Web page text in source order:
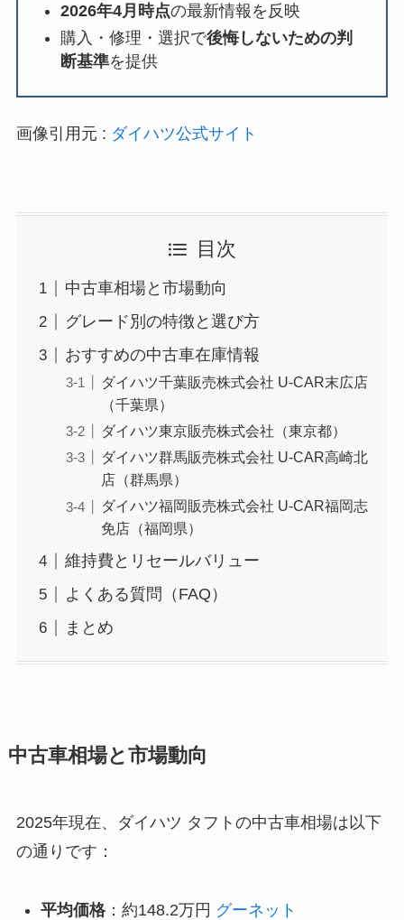
2026年4月時点の最新情報を反映
購入・修理・選択で後悔しないための判
断基準を提供
画像引用元 : ダイハツ公式サイト
目次
中古車相場と市場動向
グレード別の特徴と選び方
おすすめの中古車在庫情報
ダイハツ千葉販売株式会社 U-CAR末広店
（千葉県）
ダイハツ東京販売株式会社（東京都）
ダイハツ群馬販売株式会社 U-CAR高崎北
店（群馬県）
ダイハツ福岡販売株式会社 U-CAR福岡志
免店（福岡県）
維持費とリセールバリュー
よくある質問（FAQ）
まとめ
中古車相場と市場動向
2025年現在、ダイハツ タフトの中古車相場は以下
の通りです：
平均価格：約148.2万円 グーネット